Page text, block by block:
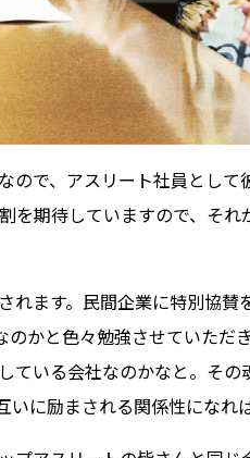
ので、アスリート社員として
を期待していますので、そ
れます。民間企業に特別協
のかと色々勉強させていた
いる会社なのかなと。その
に励まされる関係性になれ